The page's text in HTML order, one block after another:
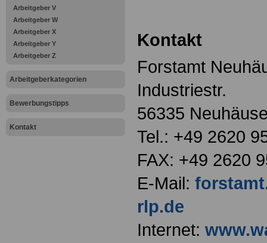
Arbeitgeber V
Arbeitgeber W
Arbeitgeber X
Arbeitgeber Y
Arbeitgeber Z
Arbeitgeberkategorien
Bewerbungstipps
Kontakt
Kontakt
Forstamt
Industriestr.
56335
Tel.: +49 2620
FAX: +49 2620
E-Mail:
rlp.de
Internet: